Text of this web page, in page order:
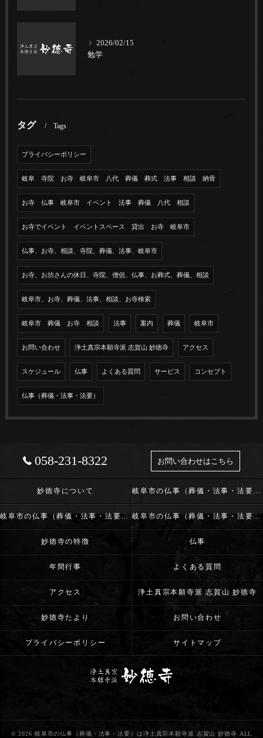
2026/02/15
勉学
タグ Tags
プライバシーポリシー
岐阜 寺院 お寺 岐阜市 八代 葬儀 葬式 法事 相談 納骨
お寺 仏事 岐阜市 イベント 法事 葬儀 八代 相談
お寺でイベント イベントスペース 貸出 お寺 岐阜市
仏事、お寺、相談、寺院、葬儀、法事、岐阜市
お寺、お坊さんの休日、寺院、僧侶、仏事、お葬式、葬儀、相談
岐阜市、お寺、葬儀、法事、相談、お寺検索
岐阜市 葬儀 お寺 相談 法事 案内 葬儀 岐阜市
お問い合わせ 浄土真宗本願寺派 志賀山 妙徳寺 アクセス
スケジュール 仏事 よくある質問 サービス コンセプト
仏事（葬儀・法事・法要）
058-231-8322 お問い合わせはこちら
妙徳寺について 岐阜市の仏事（葬儀・法事・法要）･浄土真宗本願寺派 志賀山 妙徳寺の口コミ情報
岐阜市の仏事（葬儀・法事・法要）･浄土真宗本願寺派 志賀山 妙徳寺の評判 岐阜市の仏事（葬儀・法事・法要）･浄土真宗本願寺派 志賀山 妙徳寺のお客様の声
妙徳寺の特徴 仏事
年間行事 よくある質問
アクセス 浄土真宗本願寺派 志賀山 妙徳寺
妙徳寺たより お問い合わせ
プライバシーポリシー サイトマップ
© 2026 岐阜市の仏事（葬儀・法事・法要）は浄土真宗本願寺派 志賀山 妙徳寺 ALL